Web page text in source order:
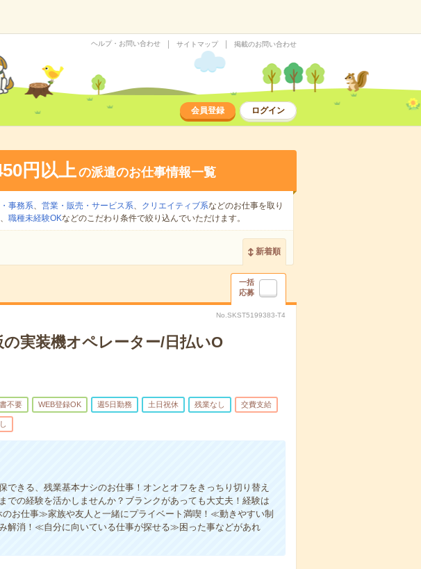
ヘルプ・お問い合わせ サイトマップ 掲載のお問い合わせ
会員登録 ログイン
円以上の派遣のお仕事情報一覧
事務系、 営業・販売・サービス系、 クリエイティブ系などのお仕事を取り
職種未経験OKなどのこだわり条件で絞り込んでいただけます。
新着順
一括
応募
No.SKST5199383-T4
の実装機オペレーター/日払いO
不要 WEB登録OK 週5日勤務 土日祝休 残業なし 交費支給
きる、残業基本ナシのお仕事！オンとオフをきっちり切り替え
の経験を活かしませんか？ブランクがあっても大丈夫！経験は
お仕事≫家族や友人と一緒にプライベート満喫！≪動きやすい制
解消！≪自分に向いている仕事が探せる≫困った事などがあれ